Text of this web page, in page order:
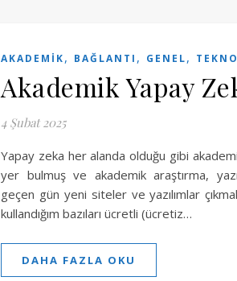
AKADEMIK, BAĞLANTI , GENEL,
Akademik Yapay
4 Şubat 2025
Yapay zeka her alanda olduğu gibi
yer bulmuş ve akademik araştırma,
geçen gün yeni siteler ve yazılımlar
kullandığım bazıları ücretli (ücretiz…
DAHA FAZLA OKU